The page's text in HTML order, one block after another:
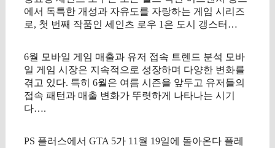
에서 독특한 개성과 자유도를 자랑하는 게임 시리즈
로, 첫 번째 작품인 세인츠 로우 1은 도시 갱스터…
6월 모바일 게임 매출과 유저 접속 트렌드 분석 모바
일 게임 시장은 지속적으로 성장하며 다양한 변화를
겪고 있다. 특히 6월은 여름 시즌을 앞두고 유저들의
접속 패턴과 매출 변화가 뚜렷하게 나타나는 시기
다….
PS 플러스에서 GTA 5가 11월 19일에 돌아온다 플레